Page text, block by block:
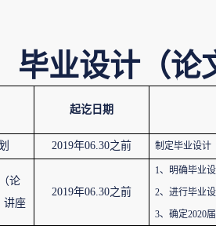
毕业设计（论
起讫日期
2019年06.30之前 制定毕业设计
论
讲座
2019年06.30之前
1、明确毕业
2、进行毕业
3、确定2020